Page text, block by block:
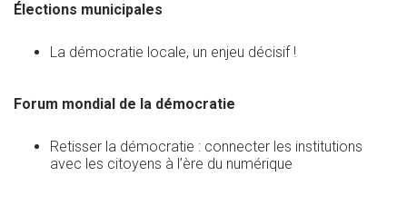
Élections municipales
La démocratie locale, un enjeu décisif !
Forum mondial de la démocratie
Retisser la démocratie : connecter les institutions
avec les citoyens à l’ère du numérique